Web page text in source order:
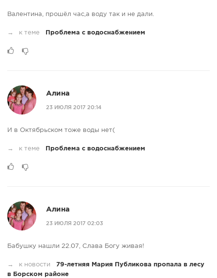
Валентина, прошёл час,а воду так и не дали.
→ к теме Проблема с водоснабжением
Алина
23 ИЮЛЯ 2017 20:14
И в Октябрьском тоже воды нет(
→ к теме Проблема с водоснабжением
Алина
23 ИЮЛЯ 2017 02:03
Бабушку нашли 22.07, Слава Богу живая!
→ к новости 79-летняя Мария Публикова пропала в лесу
в Борском районе